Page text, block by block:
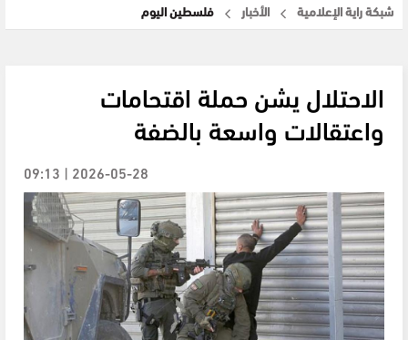
شبكة راية الإعلامية الأخبار فلسطين اليوم
الاحتلال يشن حملة اقتحامات
واعتقالات واسعة بالضفة
2026-05-28 | 09:13